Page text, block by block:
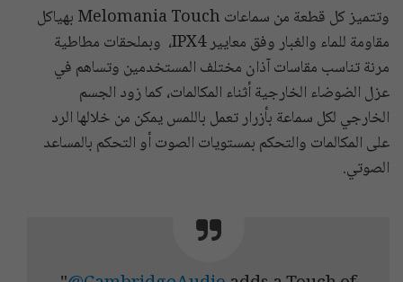
وتتميز كل قطعة من سماعات Melomania Touch بهياكل
مقاومة للماء والغبار وفق معايير IPX4، وبملحقات مطاطية
مرنة تناسب مقاسات آذان مختلف المستخدمين وتساهم في
عزل الضوضاء الخارجية أثناء المكالمات، كما زود الجسم
الخارجي لكل سماعة بأزرار تعمل باللمس يمكن من خلالها الرد
على المكالمات والتحكم بمستويات الصوت أو التحكم بالمساعد
الصوتي.